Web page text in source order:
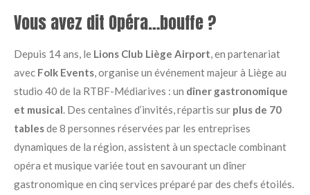
Vous avez dit Opéra…bouffe ?
Depuis 14 ans, le Lions Club Liège Airport, en partenariat
avec Folk Events, organise un événement majeur à Liège au
studio 40 de la RTBF-Médiarives : un dîner gastronomique
et musical. Des centaines d’invités, répartis sur plus de 70
tablesde 8 personnes réservées par les entreprises
dynamiques de la région, assistent à un spectacle combinant
opéra et musique variée tout en savourant un dîner
gastronomique en cinq services préparé par des chefs étoilés.